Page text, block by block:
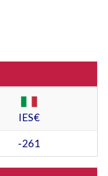
IES€
-261